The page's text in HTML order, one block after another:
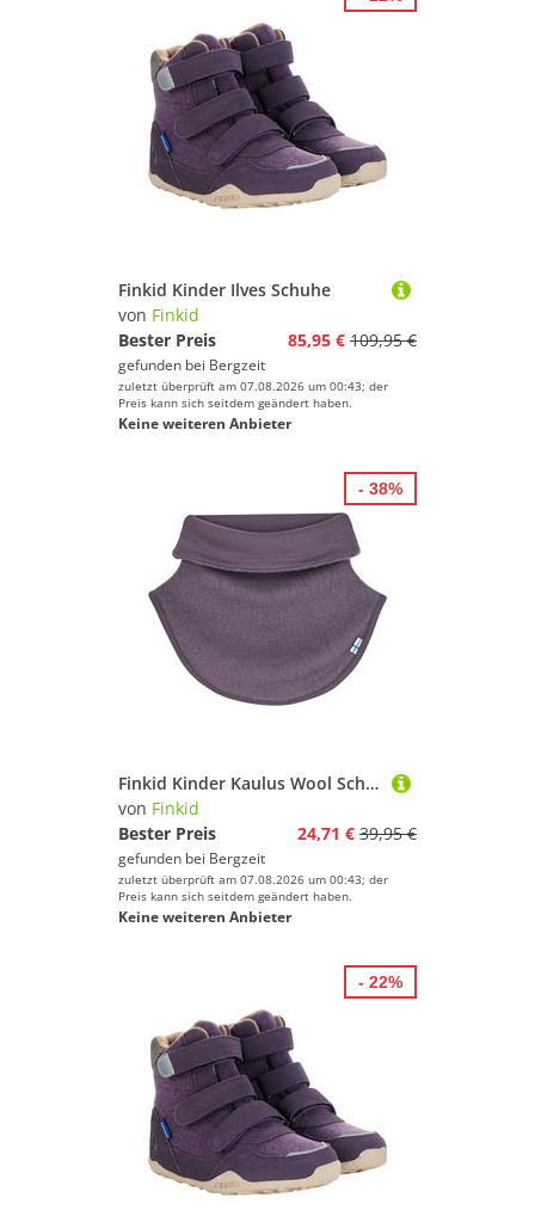
Finkid Kinder Ilves Schuhe
von Finkid
Bester Preis
85,95 € 109,95 €
gefunden bei Bergzeit
zuletzt überprüft am 07.08.2026 um 00:43; der
Preis kann sich seitdem geändert haben.
Keine weiteren Anbieter
Finkid Kinder Kaulus Wool Schlauchtuch
von Finkid
Bester Preis
24,71 € 39,95 €
gefunden bei Bergzeit
zuletzt überprüft am 07.08.2026 um 00:43; der
Preis kann sich seitdem geändert haben.
Keine weiteren Anbieter
- 38%
- 22%